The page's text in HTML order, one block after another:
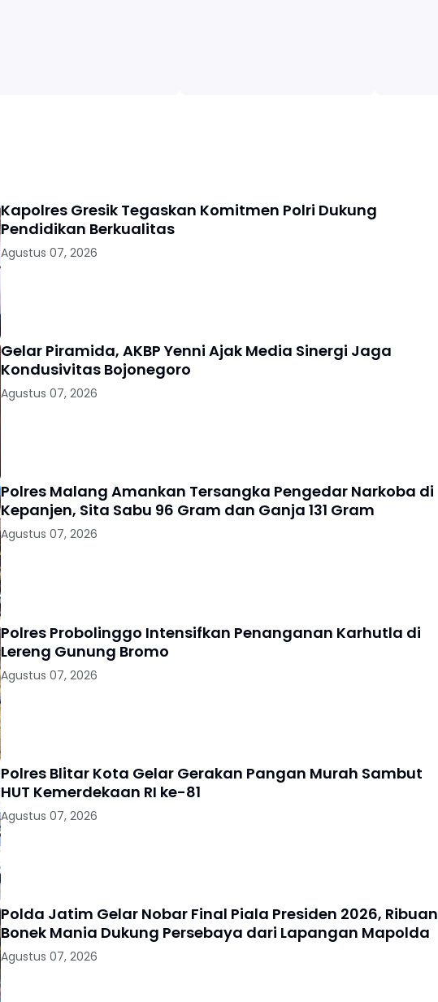
Kapolres Gresik Tegaskan Komitmen Polri Dukung
Pendidikan Berkualitas
Agustus 07, 2026
Gelar Piramida, AKBP Yenni Ajak Media Sinergi Jaga
Kondusivitas Bojonegoro
Agustus 07, 2026
Polres Malang Amankan Tersangka Pengedar Narkoba di
Kepanjen, Sita Sabu 96 Gram dan Ganja 131 Gram
Agustus 07, 2026
Polres Probolinggo Intensifkan Penanganan Karhutla di
Lereng Gunung Bromo
Agustus 07, 2026
Polres Blitar Kota Gelar Gerakan Pangan Murah Sambut
HUT Kemerdekaan RI ke-81
Agustus 07, 2026
Polda Jatim Gelar Nobar Final Piala Presiden 2026, Ribuan
Bonek Mania Dukung Persebaya dari Lapangan Mapolda
Agustus 07, 2026